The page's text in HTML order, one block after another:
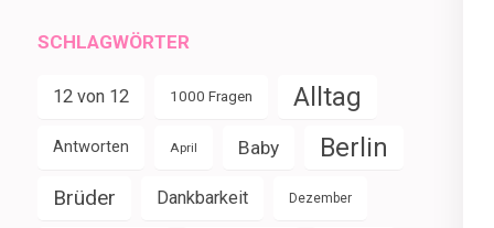
SCHLAGWÖRTER
12 von 12 1000 Fragen Alltag
Antworten April Baby Berlin
Brüder Dankbarkeit Dezember